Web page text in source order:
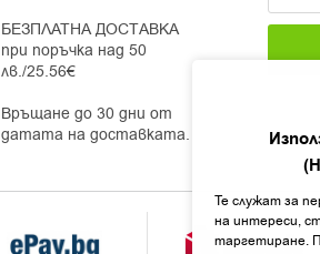
Те служат за
на интереси,
таргетиране.
БЕЗПЛАТНА ДОСТАВКА
при поръчка над 50
лв./25.56€
Връщане до 30 дни от
датата на доставката.